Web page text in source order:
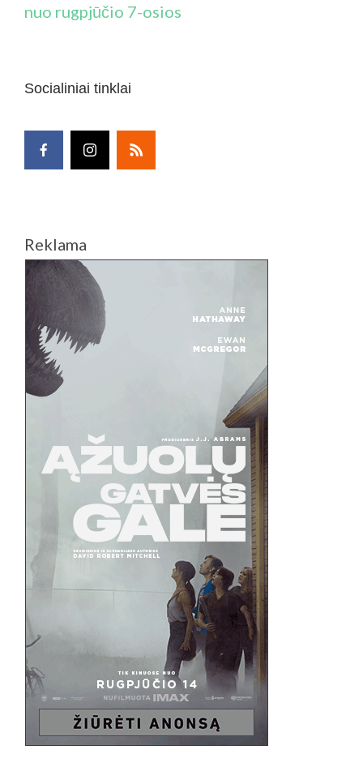
nuo rugpjūčio 7-osios
Socialiniai tinklai
Reklama